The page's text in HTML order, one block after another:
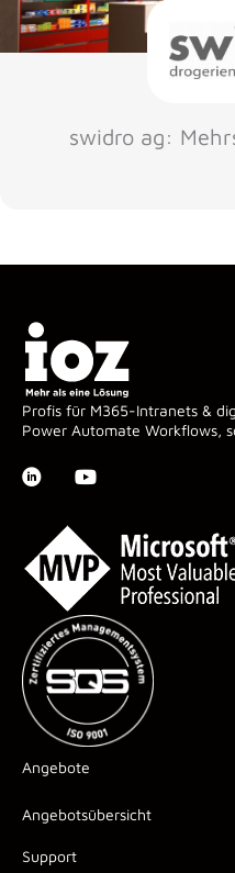
swidro ag:
Profis für M365-Intranets &
Power Automate Workflows,
Angebote
Angebotsübersicht
Support